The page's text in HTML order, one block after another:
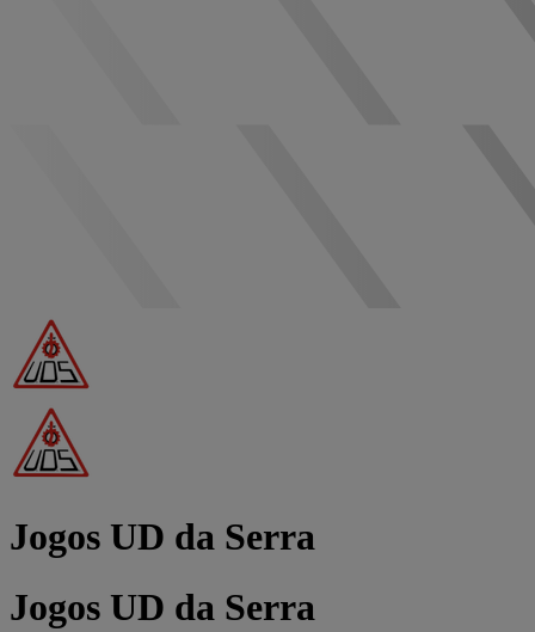
Jogos UD da Serra
Jogos UD da Serra